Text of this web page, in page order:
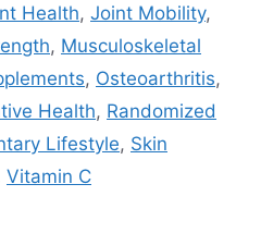
Health, Joint Mobility,
, Musculoskeletal
, Osteoarthritis,
Health, Randomized
Lifestyle, Skin
Vitamin C